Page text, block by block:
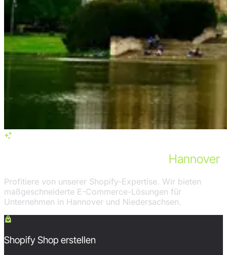
Hannover
Profitiere von unserer Shopify-Expertise. Wir bieten
maßgeschneiderte E-Commerce-Lösungen für
Unternehmen in Hannover und Niedersachsen.
Shopify Shop erstellen